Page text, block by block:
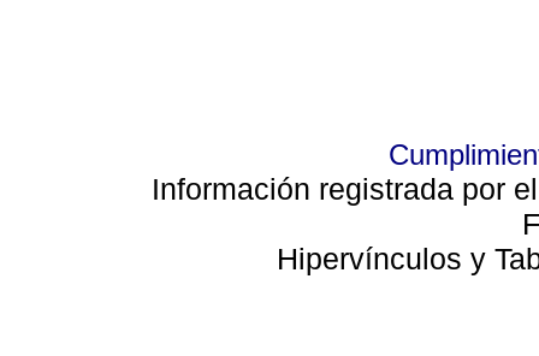
Información registrada por
Hipervínculos y